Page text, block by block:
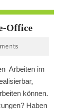
Office
Office
Arbeiten im
können.
Haben